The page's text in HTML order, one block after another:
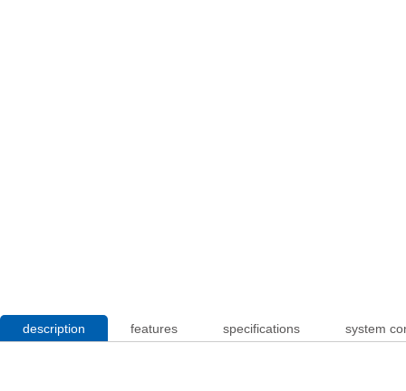
description features specifications system